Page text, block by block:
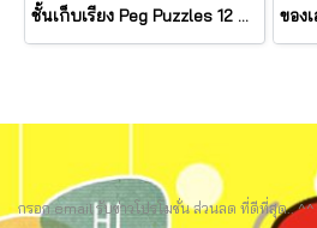
ชั้นเก็บเรียง Peg Puzzles 12 แผ่น Wire Puzzle-Storage Rack รุ่น 1018 ยี่ห้อ Melissa & Doug (นำเข้า USA)
กรอก email รับข่าวโปรโมชั่น ส่วนลด ที่ดีที่สุด.. ^^